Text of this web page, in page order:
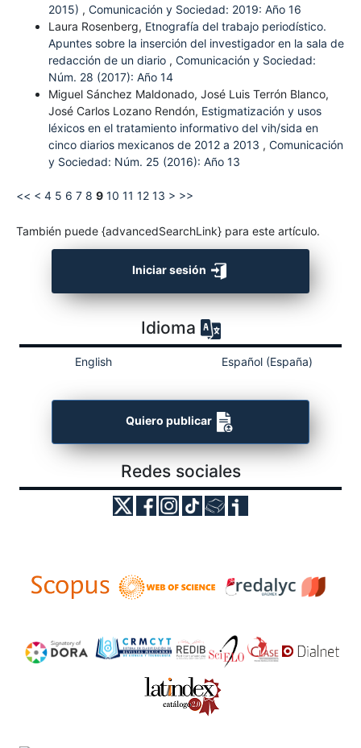
2015) , Comunicación y Sociedad: 2019: Año 16
Laura Rosenberg, Etnografía del trabajo periodístico.
Apuntes sobre la inserción del investigador en la sala de
redacción de un diario , Comunicación y Sociedad:
Núm. 28 (2017): Año 14
Miguel Sánchez Maldonado, José Luis Terrón Blanco,
José Carlos Lozano Rendón, Estigmatización y usos
léxicos en el tratamiento informativo del vih/sida en
cinco diarios mexicanos de 2012 a 2013 , Comunicación
y Sociedad: Núm. 25 (2016): Año 13
<< < 4 5 6 7 8 9 10 11 12 13 > >>
También puede {advancedSearchLink} para este artículo.
Iniciar sesión
Idioma
English Español (España)
Quiero publicar
Redes sociales